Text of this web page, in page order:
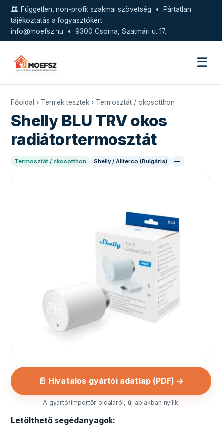
🏛️ Független, non-profit szakmai szövetség • Pártatlan
tájékoztatás a fogyasztókért
info@moefsz.hu • 9300 Csorna, Szatmári u. 17.
☰
Főoldal › Termék tesztek › Termosztát / okosotthon
Shelly BLU TRV okos
radiátortermosztát
Termosztát / okosotthon Shelly / Allterco (Bulgária) —
📄 Hivatalos gyártói adatlap (PDF) →
A gyártó/importőr oldaláról, új ablakban nyílik.
Letölthető segédanyagok: